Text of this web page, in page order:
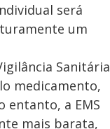
será
um
Sanitária
medicamento,
a EMS
mais barata,